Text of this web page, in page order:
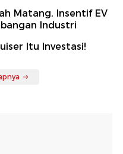
Matang, Insentif EV
Industri
Itu Investasi!